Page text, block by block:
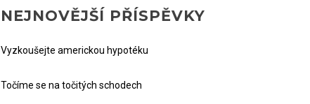
NEJNOVĚJŠÍ PŘÍSPĚVKY
Vyzkoušejte americkou hypotéku
Točíme se na točitých schodech